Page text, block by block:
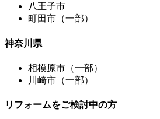
八王子市
町田市（一部）
神奈川県
相模原市（一部）
川崎市（一部）
リフォームをご検討中の方